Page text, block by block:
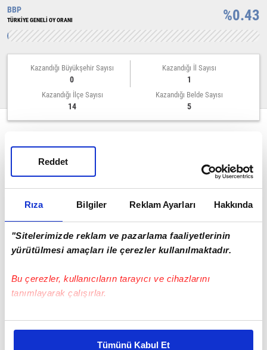
Rıza Bilgiler Reklam Ayarları Hakkında
"Sitelerimizde reklam ve pazarlama faaliyetlerinin
yürütülmesi amaçları ile çerezler kullanılmaktadır.
Bu çerezler, kullanıcıların tarayıcı ve cihazlarını
tanımlayarak çalışırlar.
Bu çerezlere izin vermeniz halinde sizlere özel
Tümünü Kabul Et
Reddet
BBP
TÜRKİYE GENELİ OY ORANI %0.43
Kazandığı Büyükşehir Sayısı
0
Kazandığı İl Sayısı
1
Kazandığı İlçe Sayısı
14
Kazandığı Belde Sayısı
5
%0 0
İL GENEL MECLİSİ
%0.19